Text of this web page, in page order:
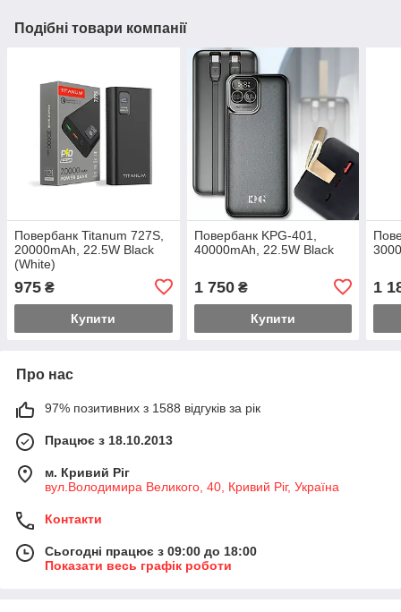
Подібні товари компанії
Повербанк Titanum 727S,
20000mAh, 22.5W Black
(White)
975 ₴
Купити
Повербанк KPG-401,
40000mAh, 22.5W Black
1 750₴
Купити
1
Про нас
97% позитивних з 1588 відгуків за рік
Працює з 18.10.2013
м. Кривий Ріг
вул.Володимира Великого, 40, Кривий Ріг, Україна
Контакти
Сьогодні працює з 09:00 до 18:00
Показати весь графік роботи